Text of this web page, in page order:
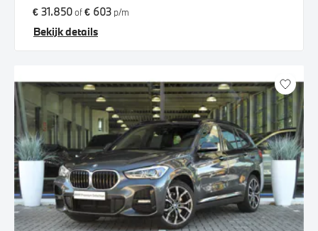
€ 31.850of€ 603 p/m
Bekijk details